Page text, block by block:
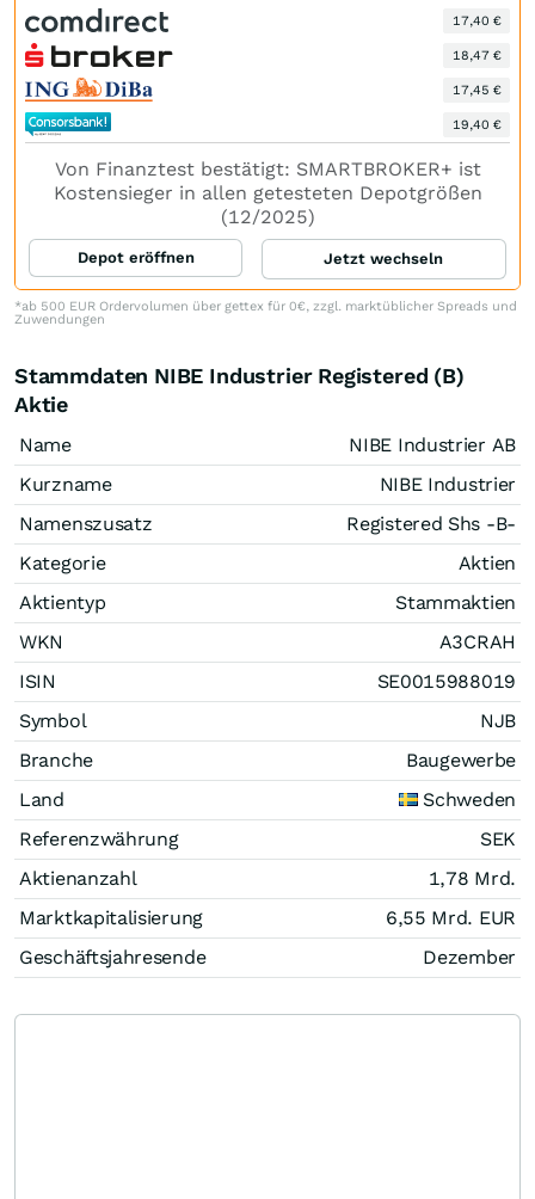
17,40 €
18,47 €
17,45 €
19,40 €
Von Finanztest bestätigt: SMARTBROKER+ ist
Kostensieger in allen getesteten Depotgrößen
(12/2025)
Depot eröffnen Jetzt wechseln
*ab 500 EUR Ordervolumen über gettex für 0€, zzgl. marktüblicher Spreads und
Zuwendungen
Stammdaten NIBE Industrier Registered (B)
Aktie
Name
NIBE Industrier AB
Kurzname
NIBE Industrier
Namenszusatz
Registered Shs -B-
Kategorie
Aktien
Aktientyp
Stammaktien
WKN
A3CRAH
ISIN
SE0015988019
Symbol
NJB
Branche
Baugewerbe
Land
Schweden
Referenzwährung
SEK
Aktienanzahl
1,78 Mrd.
Marktkapitalisierung
6,55 Mrd. EUR
Geschäftsjahresende
Dezember